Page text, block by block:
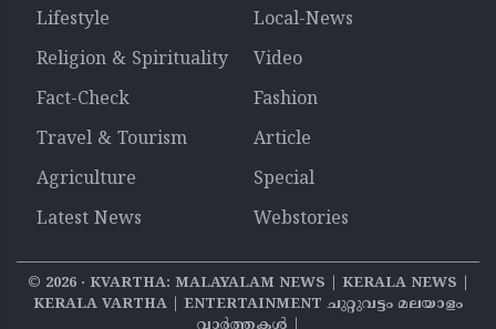
Lifestyle
Local-News
Religion & Spirituality
Video
Fact-Check
Fashion
Travel & Tourism
Article
Agriculture
Special
Latest News
Webstories
© 2026‧ KVARTHA: MALAYALAM NEWS | KERALA NEWS |
KERALA VARTHA | ENTERTAINMENT ചുറ്റുവട്ടം മലയാളം